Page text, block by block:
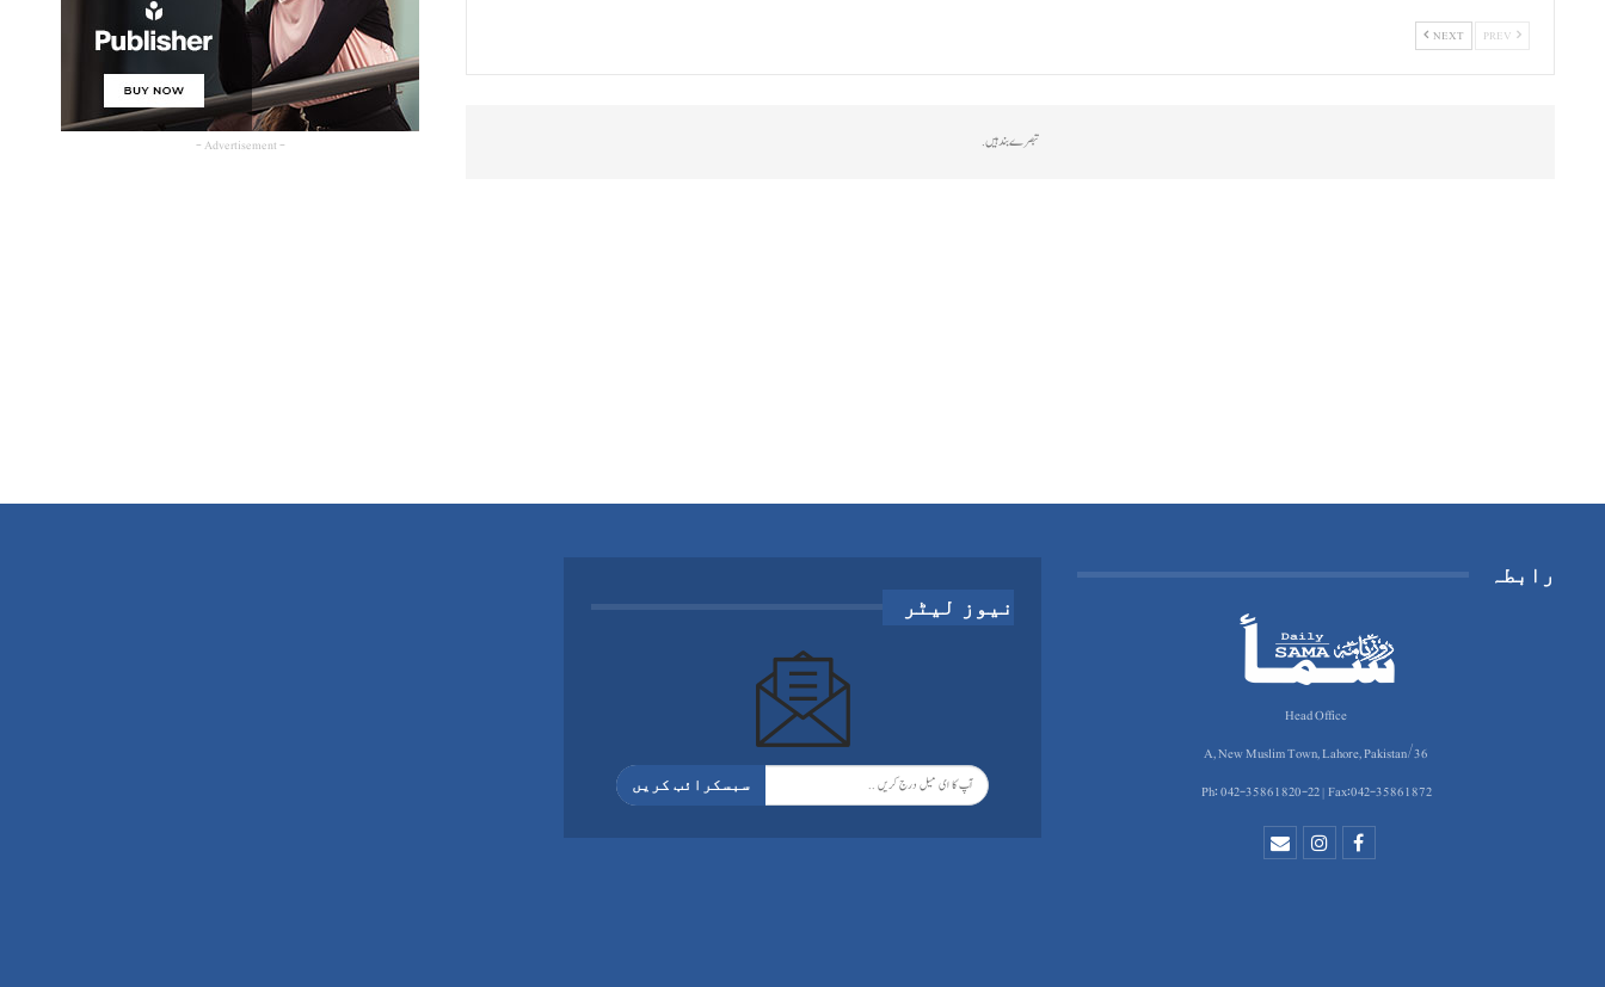
NEXT
تبصرے بند ہیں. - Advertisement -
رابطہ
Head Office
36/A, New Muslim Town, Lahore, Pakistan
Ph: 042-35861820-22 | Fax:042-35861872
نیوز لیٹر
سبسکرائب کریں